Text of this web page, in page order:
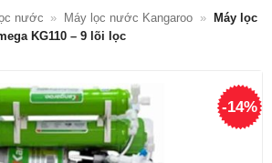
nước » Máy lọc nước Kangaroo »
Máy lọc
KG110 – 9 lõi lọc
-14%